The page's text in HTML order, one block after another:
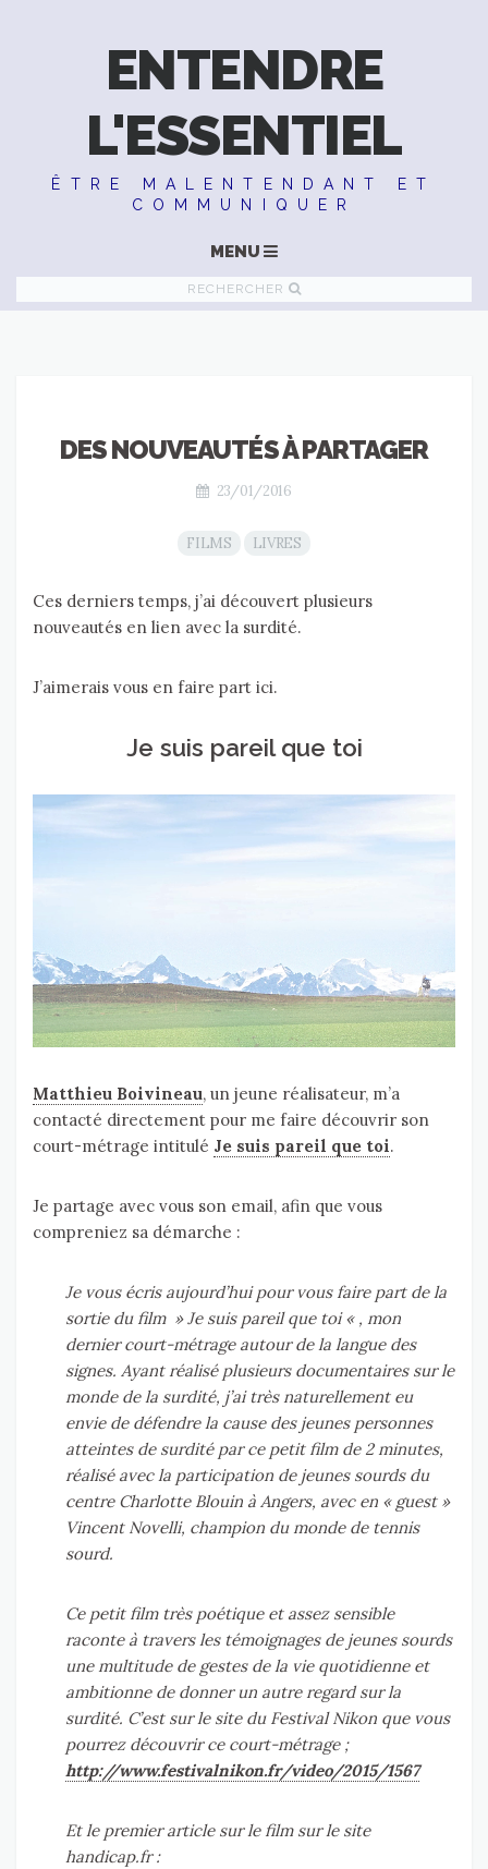
ENTENDRE
L'ESSENTIEL
ÊTRE MALENTENDANT ET
COMMUNIQUER
MENU
RECHERCHER
DES NOUVEAUTÉS À PARTAGER
23/01/2016
FILMS LIVRES
Ces derniers temps, j’ai découvert plusieurs
nouveautés en lien avec la surdité.
J’aimerais vous en faire part ici.
Je suis pareil que toi
Matthieu Boivineau, un jeune réalisateur, m’a
contacté directement pour me faire découvrir son
court-métrage intitulé Je suis pareil que toi.
Je partage avec vous son email, afin que vous
compreniez sa démarche :
Je vous écris aujourd’hui pour vous faire part de la
sortie du film » Je suis pareil que toi « , mon
dernier court-métrage autour de la langue des
signes. Ayant réalisé plusieurs documentaires sur le
monde de la surdité, j’ai très naturellement eu
envie de défendre la cause des jeunes personnes
atteintes de surdité par ce petit film de 2 minutes,
réalisé avec la participation de jeunes sourds du
centre Charlotte Blouin à Angers, avec en « guest »
Vincent Novelli, champion du monde de tennis
sourd.
Ce petit film très poétique et assez sensible
raconte à travers les témoignages de jeunes sourds
une multitude de gestes de la vie quotidienne et
ambitionne de donner un autre regard sur la
surdité. C’est sur le site du Festival Nikon que vous
pourrez découvrir ce court-métrage ;
http://www.festivalnikon.fr/video/2015/1567
Et le premier article sur le film sur le site
handicap.fr :